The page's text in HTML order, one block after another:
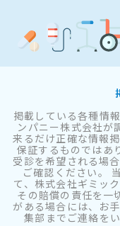
掲載している各種情
ンパニー株式会社が
来るだけ正確な情報
保証するものではあ
受診を希望される場
ご確認ください。
て、株式会社ギミッ
その賠償の責任を一
がある場合には、お
集部までご連絡を